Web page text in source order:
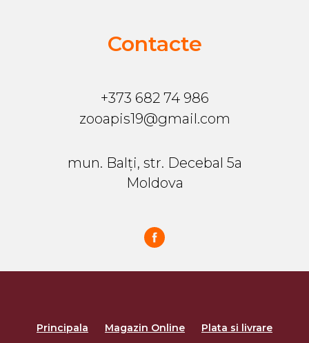
Contacte
+373 682 74 986
zooapis19@gmail.com
mun. Balți, str. Decebal 5a
Moldova
Principala Magazin Online Plata si livrare